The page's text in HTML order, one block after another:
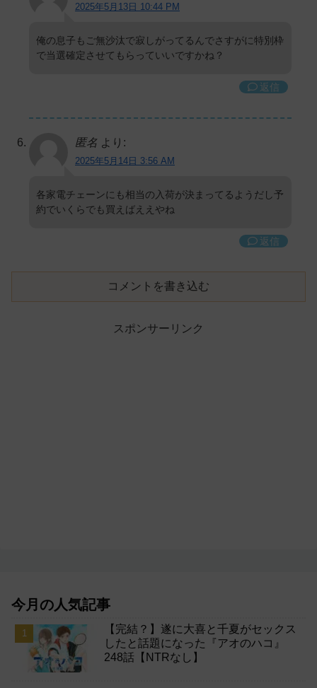
2025年5月13日 10:44 PM
俺の息子もご無沙汰で寂しがってるんでさすがに特別枠
で当選確定させてもらっていいですかね？
返信
匿名 より:
2025年5月14日 3:56 AM
各家電チェーンにも相当の入荷が決まってるようだし予
約でいくらでも買えばええやね
返信
コメントを書き込む
スポンサーリンク
今月の人気記事
【完結？】遂に大喜と千夏がセックス
したと話題になった『アオのハコ』
248話【NTRなし】